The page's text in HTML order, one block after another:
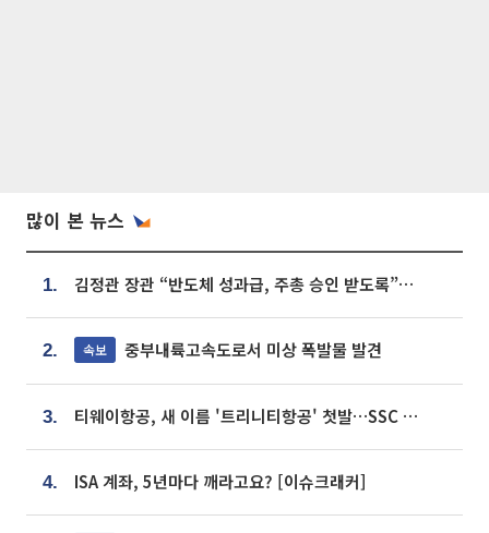
많이 본 뉴스
1. 김정관 장관 “반도체 성과급, 주총 승인 받도록”…상법·자본시장법 개정 시사
2. 속보 중부내륙고속도로서 미상 폭발물 발견
3. 티웨이항공, 새 이름 '트리니티항공' 첫발…SSC 전략 본격화
4. ISA 계좌, 5년마다 깨라고요? [이슈크래커]